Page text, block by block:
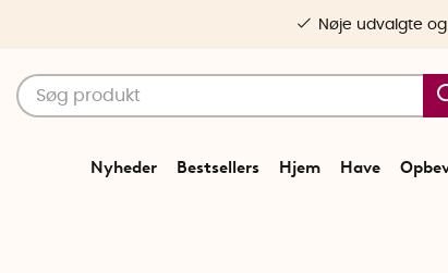
Nyheder Bestsellers Hjem Have
Nøje udvalgte